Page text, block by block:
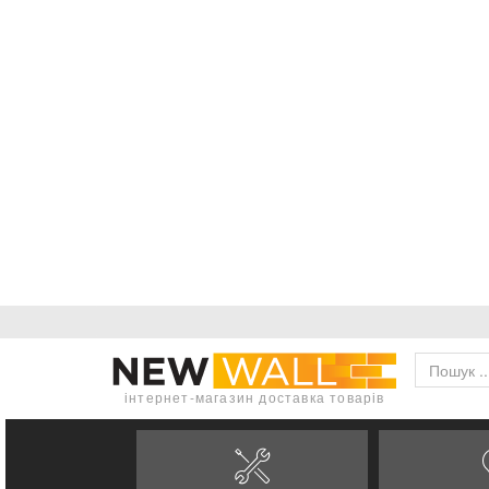
інтернет-магазин доставка товарів